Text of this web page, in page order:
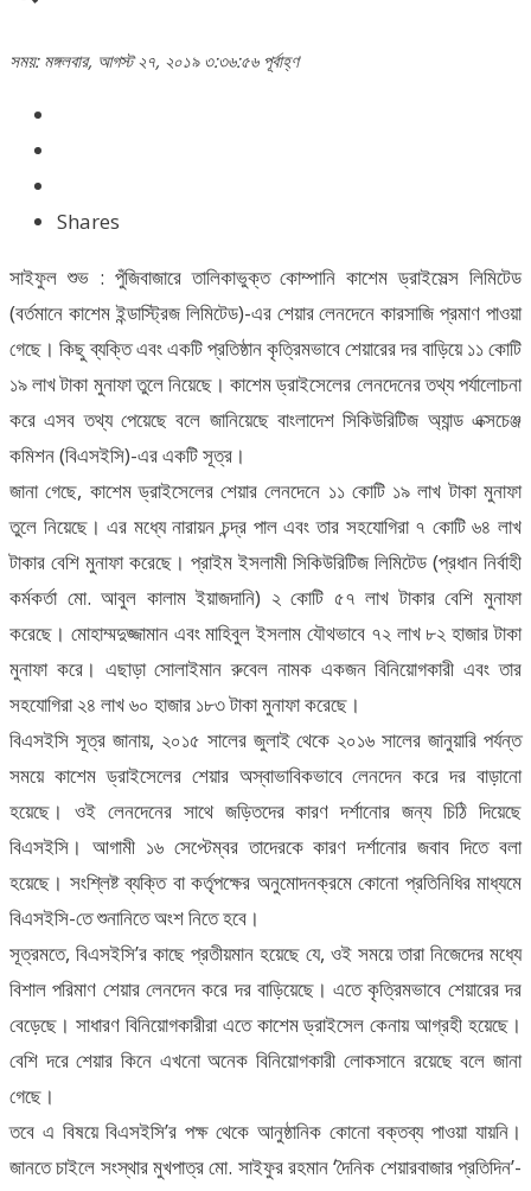
সময়: মঙ্গলবার, আগস্ট ২৭, ২০১৯ ৩:৩৬:৫৬ পূর্বাহ্ণ
Shares
সাইফুল শুভ : পুঁজিবাজারে তালিকাভুক্ত কোম্পানি কাশেম ড্রাইসেল্স লিমিটেড
(বর্তমানে কাশেম ইন্ডাস্ট্রিজ লিমিটেড)-এর শেয়ার লেনদেনে কারসাজি প্রমাণ পাওয়া
গেছে। কিছু ব্যক্তি এবং একটি প্রতিষ্ঠান কৃত্রিমভাবে শেয়ারের দর বাড়িয়ে ১১ কোটি
১৯ লাখ টাকা মুনাফা তুলে নিয়েছে। কাশেম ড্রাইসেলের লেনদেনের তথ্য পর্যালোচনা
করে এসব তথ্য পেয়েছে বলে জানিয়েছে বাংলাদেশ সিকিউরিটিজ অ্যান্ড এক্সচেঞ্জ
কমিশন (বিএসইসি)-এর একটি সূত্র।
জানা গেছে, কাশেম ড্রাইসেলের শেয়ার লেনদেনে ১১ কোটি ১৯ লাখ টাকা মুনাফা
তুলে নিয়েছে। এর মধ্যে নারায়ন চন্দ্র পাল এবং তার সহযোগিরা ৭ কোটি ৬৪ লাখ
টাকার বেশি মুনাফা করেছে। প্রাইম ইসলামী সিকিউরিটিজ লিমিটেড (প্রধান নির্বাহী
কর্মকর্তা মো. আবুল কালাম ইয়াজদানি) ২ কোটি ৫৭ লাখ টাকার বেশি মুনাফা
করেছে। মোহাম্মদুজ্জামান এবং মাহিবুল ইসলাম যৌথভাবে ৭২ লাখ ৮২ হাজার টাকা
মুনাফা করে। এছাড়া সোলাইমান রুবেল নামক একজন বিনিয়োগকারী এবং তার
সহযোগিরা ২৪ লাখ ৬০ হাজার ১৮৩ টাকা মুনাফা করেছে।
বিএসইসি সূত্র জানায়, ২০১৫ সালের জুলাই থেকে ২০১৬ সালের জানুয়ারি পর্যন্ত
সময়ে কাশেম ড্রাইসেলের শেয়ার অস্বাভাবিকভাবে লেনদেন করে দর বাড়ানো
হয়েছে। ওই লেনদেনের সাথে জড়িতদের কারণ দর্শানোর জন্য চিঠি দিয়েছে
বিএসইসি। আগামী ১৬ সেপ্টেম্বর তাদেরকে কারণ দর্শানোর জবাব দিতে বলা
হয়েছে। সংশ্লিষ্ট ব্যক্তি বা কর্তৃপক্ষের অনুমোদনক্রমে কোনো প্রতিনিধির মাধ্যমে
বিএসইসি-তে শুনানিতে অংশ নিতে হবে।
সূত্রমতে, বিএসইসি’র কাছে প্রতীয়মান হয়েছে যে, ওই সময়ে তারা নিজেদের মধ্যে
বিশাল পরিমাণ শেয়ার লেনদেন করে দর বাড়িয়েছে। এতে কৃত্রিমভাবে শেয়ারের দর
বেড়েছে। সাধারণ বিনিয়োগকারীরা এতে কাশেম ড্রাইসেল কেনায় আগ্রহী হয়েছে।
বেশি দরে শেয়ার কিনে এখনো অনেক বিনিয়োগকারী লোকসানে রয়েছে বলে জানা
গেছে।
তবে এ বিষয়ে বিএসইসি’র পক্ষ থেকে আনুষ্ঠানিক কোনো বক্তব্য পাওয়া যায়নি।
জানতে চাইলে সংস্থার মুখপাত্র মো. সাইফুর রহমান ‘দৈনিক শেয়ারবাজার প্রতিদিন’-